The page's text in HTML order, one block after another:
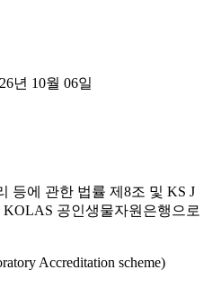
년 10월 06일
등에 관한 법률 제8조 및 KS J
KOLAS 공인생물자원은행으로
Accreditation scheme)